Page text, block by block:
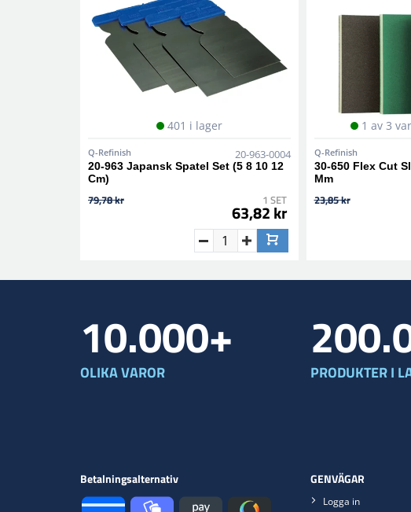
401 i lager
Q-Refinish 20-963-0004
20-963 Japansk Spatel Set (5 8 10 12
Cm)
79,78 kr 1 SET
63,82 kr
1 av 3
Q-Refinish
30-650 Flex Cut
Mm
23,85 kr
10.000+
OLIKA VAROR PRODUKTER I
Betalningsalternativ GENVÄGAR
Logga in